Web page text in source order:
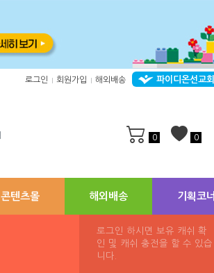
로그인 회원가입 해외배송 파이디온선교회
0 0
콘텐츠몰 해외배송 기획코너
로그인 하시면 보유 캐쉬 확
인 및 캐쉬 충전을 할 수 있습
니다.